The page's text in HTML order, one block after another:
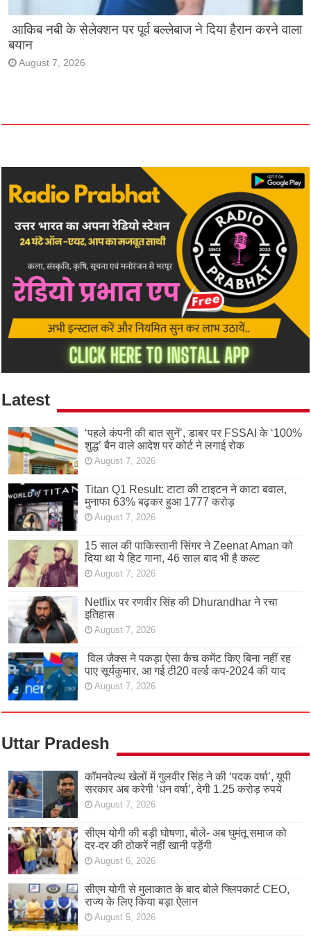
आकिब नबी के सेलेक्शन पर पूर्व बल्लेबाज ने दिया हैरान करने वाला
बयान
August 7, 2026
Latest
‘पहले कंपनी की बात सुनें’, डाबर पर FSSAI के ‘100%
शुद्ध’ बैन वाले आदेश पर कोर्ट ने लगाई रोक
August 7, 2026
Titan Q1 Result: टाटा की टाइटन ने काटा बवाल,
मुनाफा 63% बढ़कर हुआ 1777 करोड़
August 7, 2026
15 साल की पाकिस्तानी सिंगर ने Zeenat Aman को
दिया था ये हिट गाना, 46 साल बाद भी है कल्ट
August 7, 2026
Netflix पर रणवीर सिंह की Dhurandhar ने रचा
इतिहास
August 7, 2026
विल जैक्स ने पकड़ा ऐसा कैच कमेंट किए बिना नहीं रह
पाए सूर्यकुमार, आ गई टी20 वर्ल्ड कप-2024 की याद
August 7, 2026
Uttar Pradesh
कॉमनवेल्थ खेलों में गुलवीर सिंह ने की ‘पदक वर्षा’, यूपी
सरकार अब करेगी ‘धन वर्षा’, देगी 1.25 करोड़ रुपये
August 7, 2026
सीएम योगी की बड़ी घोषणा, बोले- अब घुमंतू समाज को
दर-दर की ठोकरें नहीं खानी पड़ेंगी
August 6, 2026
सीएम योगी से मुलाकात के बाद बोले फ्लिपकार्ट CEO,
राज्य के लिए किया बड़ा ऐलान
August 5, 2026